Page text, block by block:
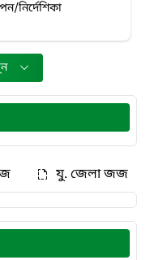
নির্দেশিকা
যু. জেলা জজ